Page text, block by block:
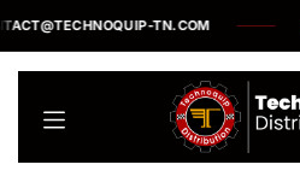
TN.COM